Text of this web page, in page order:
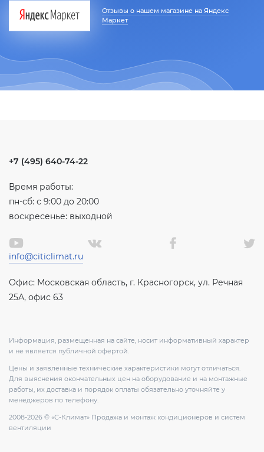
Отзывы о нашем магазине на Яндекс
Маркет
+7 (495) 640-74-22
Время работы:
пн-сб: с 9:00 до 20:00
воскресенье: выходной
info@citiclimat.ru
Офис: Московская область, г. Красногорск, ул. Речная
25А, офис 63
Информация, размещенная на сайте, носит информативный характер
и не является публичной офертой.
Цены и заявленные технические характеристики могут отличаться.
Для выяснения окончательных цен на оборудование и на монтажные
работы, их доставка и порядок оплаты обязательно уточняйте у
менеджеров по телефону.
2008-2026 © «С-Климат» Продажа и монтаж кондиционеров и систем
вентиляции